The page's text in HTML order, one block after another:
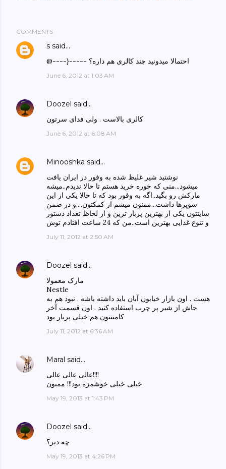
COMMENTS
s said…
@----}----- احتمالا میدونید چند کالری هم داره؟
June 6, 2012 at 1:03 AM
Doozel said…
کالری بالاست . ولی فدای سرتون
June 6, 2012 at 6:08 AM
Minooshka said…
نوشتید شیر غلیظ شده به وفور در ایران یافت
میشود...منی که خوره خرید هستم تا حالا ندیدم..میشه
مارکش رو بگید..اگه به وفور بود که تا حالا یکی از این
سوپرها داشت...ممنون میشم از کمکتون....و در ضمن
سایتتون یکی از بهترین پربار ترین و از لحاظ تعداد دستور
و تنوع غذایی بهترین است..من که 24 ساعت افتادم توش
July 11, 2012 at 2:50 AM
Doozel said…
مارک معمولا
Nestle
هست . اون بازار خیابون آبان باید داشته باشه . نبود هم به
جاش از شیر پر چرب استفاده کنید . اون قسمت آخر
کامنتتون هم خیلی پربار بود
July 11, 2012 at 6:36 AM
Maral said…
عالی عالی عالی!!!!
خیلی خیلی خوشمزه بود!!! ممنون
May 19, 2013 at 1:43 PM
Doozel said…
چه دیر؟
May 19, 2013 at 4:26 PM